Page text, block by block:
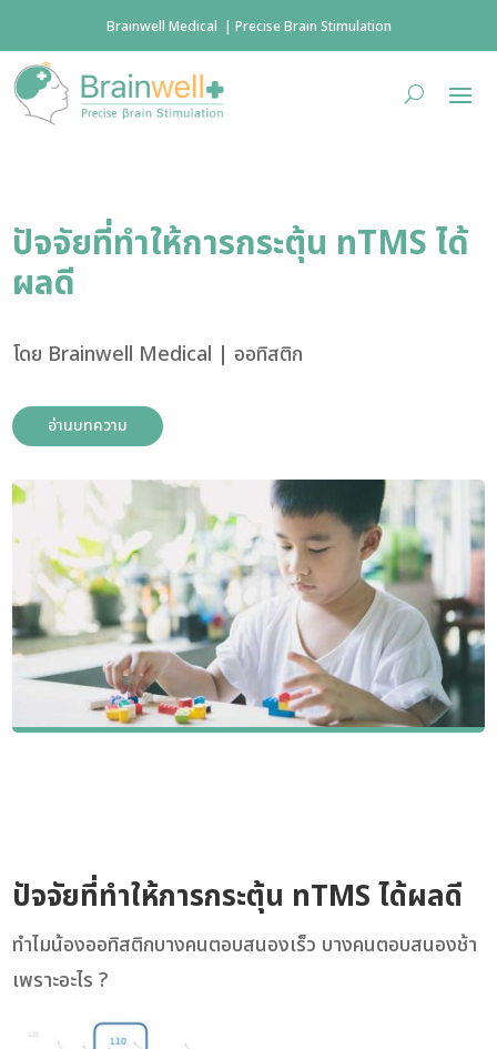
Brainwell Medical | Precise Brain Stimulation
ปัจจัยที่ทำให้การกระตุ้น nTMS ได้
ผลดี
โดย Brainwell Medical | ออทิสติก
อ่านบทความ
ปัจจัยที่ทำให้การกระตุ้น nTMS ได้ผลดี
ทำไมน้องออทิสติกบางคนตอบสนองเร็ว บางคนตอบสนองช้า
เพราะอะไร ?